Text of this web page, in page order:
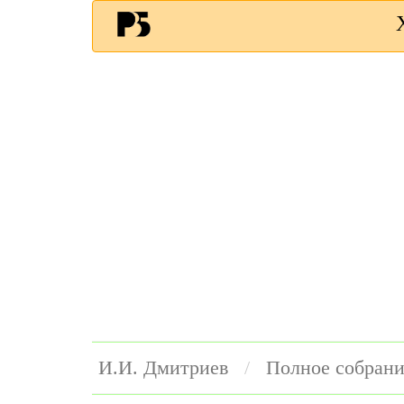
И.И. Дмитриев Полное